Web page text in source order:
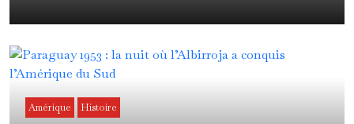
Amérique Histoire